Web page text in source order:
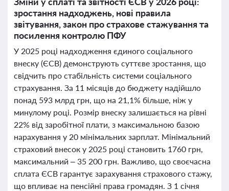
зростання надходжень, нові правила
звітування, закон про страхове стажування та
посилення контролю ПФУ
У 2025 році надходження єдиного соціального
внеску (ЄСВ) демонструють суттєве зростання, що
свідчить про стабільність системи соціального
страхування. За 11 місяців до бюджету надійшло
понад 593 млрд грн, що на 21,1% більше, ніж у
минулому році. Розмір внеску залишається на рівні
22% від заробітної плати, з максимальною базою
нарахування у 20 мінімальних зарплат. Мінімальний
страховий внесок у 2025 році становить 1760 грн,
максимальний – 35 200 грн. Важливо, що своєчасна
сплата ЄСВ гарантує зарахування страхового стажу,
що впливає на пенсійні права громадян. З 1 січня